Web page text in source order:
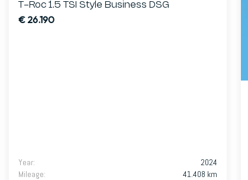
T-Roc 1.5 TSI Style Business DSG
€ 26.190
Year:
2024
Mileage:
41.408 km